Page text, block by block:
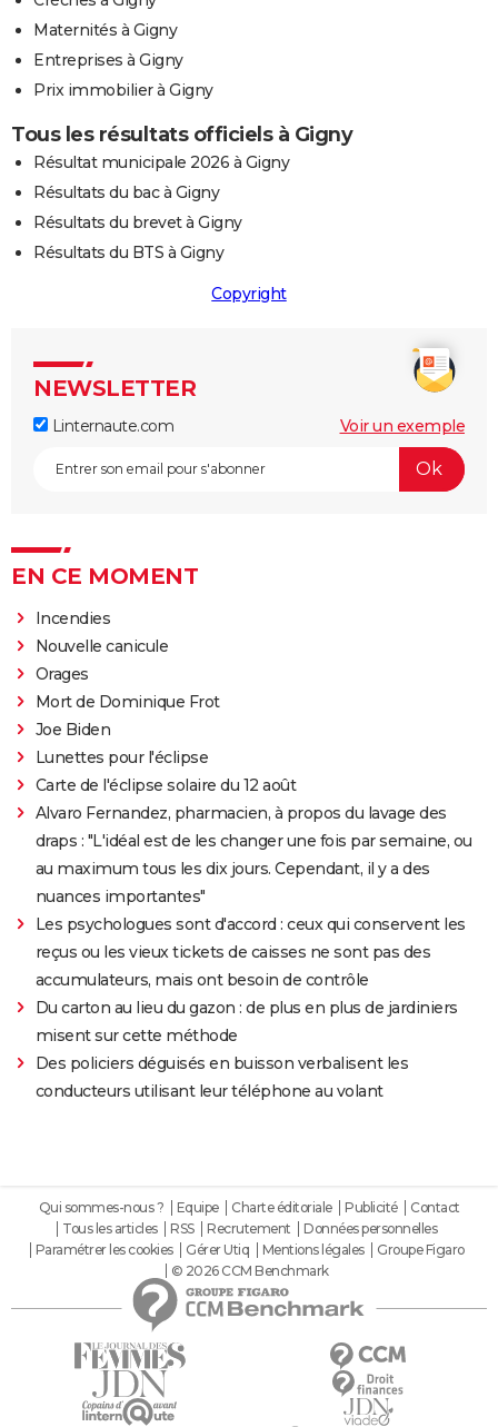
Maternités à Gigny
Entreprises à Gigny
Prix immobilier à Gigny
Tous les résultats officiels à Gigny
Résultat municipale 2026 à Gigny
Résultats du bac à Gigny
Résultats du brevet à Gigny
Résultats du BTS à Gigny
Copyright
NEWSLETTER
Linternaute.com Voir un exemple
EN CE MOMENT
Incendies
Nouvelle canicule
Orages
Mort de Dominique Frot
Joe Biden
Lunettes pour l'éclipse
Carte de l'éclipse solaire du 12 août
Alvaro Fernandez, pharmacien, à propos du lavage des
draps : "L'idéal est de les changer une fois par semaine, ou
au maximum tous les dix jours. Cependant, il y a des
nuances importantes"
Les psychologues sont d'accord : ceux qui conservent les
reçus ou les vieux tickets de caisses ne sont pas des
accumulateurs, mais ont besoin de contrôle
Du carton au lieu du gazon : de plus en plus de jardiniers
misent sur cette méthode
Des policiers déguisés en buisson verbalisent les
conducteurs utilisant leur téléphone au volant
Qui sommes-nous ? Equipe Charte éditoriale Publicité
Contact
Tous les articles
RSS Recrutement
Données personnelles
Paramétrer les cookies
Gérer Utiq Mentions légales
Groupe Figaro
© 2026 CCM Benchmark